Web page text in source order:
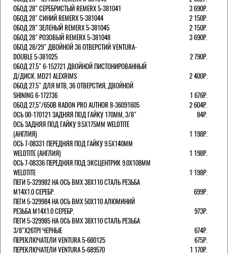
ОБОД 28" СЕРЕБРИСТЫЙ REMERX 5-381041
3 690Р.
ОБОД 28" СИНИЙ REMERX 5-381044
2 150Р.
ОБОД 28" ЗЕЛЕНЫЙ REMERX 5-381045
2 150Р.
ОБОД 28" РОЗОВЫЙ REMERX 5-381048
3 690Р.
ОБОД 28/29" ДВОЙНОЙ 36 ОТВЕРСТИЙ VENTURA-
DOUBLE 5-381025
2 790Р.
ОБОД 27.5" 6-152721 ДВОЙНОЙ ПИСТОНИРОВАННЫЙ
Д/ДИСК. MD21 ALEXRIMS
2 400Р.
ОБОД 27.5" ДЛЯ MTB, 36 ОТВЕРСТИЯ, ДВОЙНОЙ
SHINING 6-172736
1 676Р.
ОБОД 27,5"/650B RADON PRO AUTHOR 8-36091605
2 604Р.
ОСЬ 00-170121 ЗАДНЯЯ ПОД ГАЙКУ 170MM, 3/8"
84Р.
ОСЬ ЗАДНЯЯ ПОД ГАЙКУ 9.5Х175ММ WELDTITE
(АНГЛИЯ)
1 198Р.
ОСЬ 7-08331 ПЕРЕДНЯЯ ПОД ГАЙКУ 9.5Х140ММ
WELDTITE (АНГЛИЯ)
1 198Р.
ОСЬ 7-08336 ПЕРЕДНЯЯ ПОД ЭКСЦЕНТРИК 9.0Х108ММ
WELDTITE
1 198Р.
ПЕГИ 5-329982 НА ОСЬ BMX 38Х110 СТАЛЬ РЕЗЬБА
М14Х1.0 СЕРЕБР.
699Р.
ПЕГИ 5-329984 НА ОСЬ BMX 50Х110 АЛЮМИНИЙ
РЕЗЬБА М14Х1.0 СЕРЕБР.
973Р.
ПЕГИ 5-329985 НА ОСЬ BMX 38Х110 СТАЛЬ РЕЗЬБА
3/8"Х26TPI ЧЕРНЫЕ
674Р.
ПЕРЕКЛЮЧАТЕЛИ VENTURA 5-680125
675Р.
ПЕРЕКЛЮЧАТЕЛИ VENTURA 5-689570
1 170Р.